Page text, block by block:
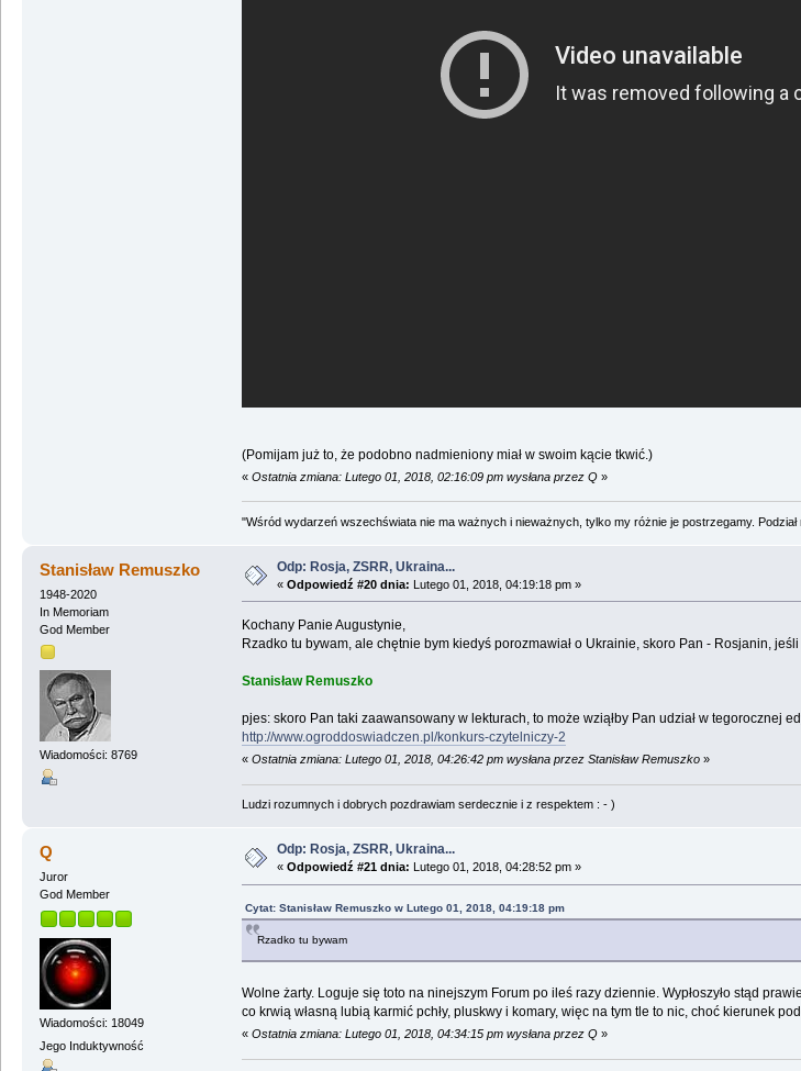
(Pomijam już to, że podobno nadmieniony miał w swoim kącie tkwić.)
« Ostatnia zmiana: Lutego 01, 2018, 02:16:09 pm wysłana przez Q»
"Wśród wydarzeń wszechświata nie ma ważnych i nieważnych, tylko my różnie je postrzegamy.
Stanisław Remuszko
1948-2020
In Memoriam
God Member
Wiadomości: 8769
Odp: Rosja, ZSRR, Ukraina...
« Odpowiedź #20 dnia: Lutego 01, 2018, 04:19:18 pm »
Kochany Panie Augustynie,
Rzadko tu bywam, ale chętnie bym kiedyś porozmawiał o Ukrainie, skoro Pan - Rosjanin,
Stanisław Remuszko
pjes: skoro Pan taki zaawansowany w lekturach, to może wziąłby Pan udział w tegorocznej
http://www.ogroddoswiadczen.pl/konkurs-czytelniczy-2
« Ostatnia zmiana: Lutego 01, 2018, 04:26:42 pm wysłana przez Stanisław Remuszko»
Ludzi rozumnych i dobrych pozdrawiam serdecznie i z respektem : - )
Q
Juror
God Member
Wiadomości: 18049
Jego Induktywność
Odp: Rosja, ZSRR, Ukraina...
« Odpowiedź #21 dnia: Lutego 01, 2018, 04:28:52 pm »
Cytat: Stanisław Remuszko w Lutego 01, 2018, 04:19:18 pm
Rzadko tu bywam
Wolne żarty. Loguje się toto na ninejszym Forum po ileś razy dziennie. Wypłoszyło stąd
co krwią własną lubią karmić pchły, pluskwy i komary, więc na tym tle to nic, choć kierunek
« Ostatnia zmiana: Lutego 01, 2018, 04:34:15 pm wysłana przez Q»